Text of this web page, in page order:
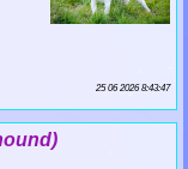
25 06 2026 8:43:47